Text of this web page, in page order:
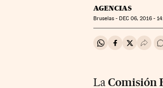
AGENCIAS
Bruselas - DEC06, 2016 -
Compartir en
Compartir en
Compartir
La Comisión